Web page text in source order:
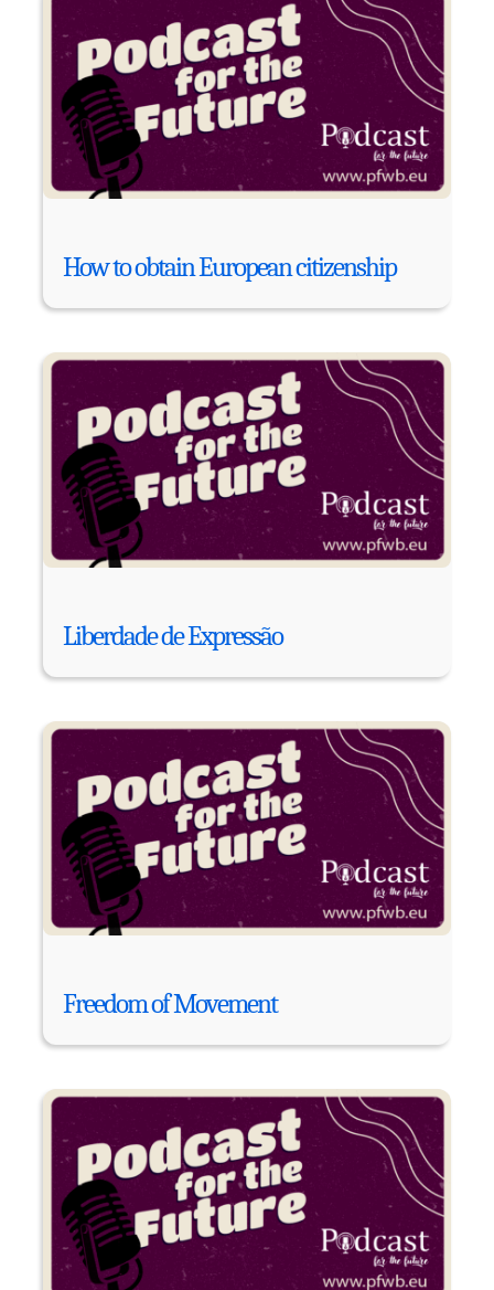
How to obtain European citizenship
Liberdade de Expressão
Freedom of Movement